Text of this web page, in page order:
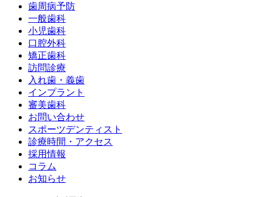
歯周病予防
一般歯科
小児歯科
口腔外科
矯正歯科
訪問診療
入れ歯・義歯
インプラント
審美歯科
お問い合わせ
スポーツデンティスト
診療時間・アクセス
採用情報
コラム
お知らせ